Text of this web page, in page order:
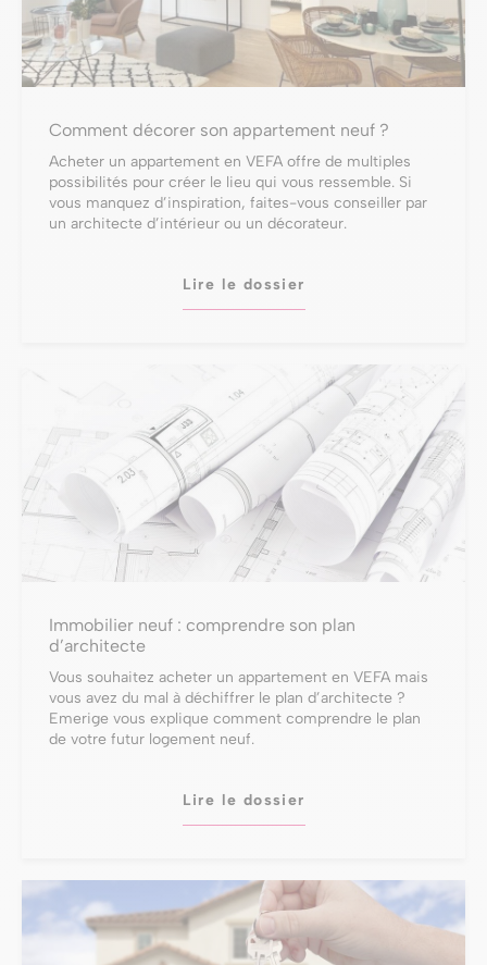
Comment décorer son appartement neuf ?
Acheter un appartement en VEFA offre de multiples
possibilités pour créer le lieu qui vous ressemble. Si
vous manquez d’inspiration, faites-vous conseiller par
un architecte d’intérieur ou un décorateur.
Lire le dossier
Immobilier neuf : comprendre son plan
d’architecte
Vous souhaitez acheter un appartement en VEFA mais
vous avez du mal à déchiffrer le plan d’architecte ?
Emerige vous explique comment comprendre le plan
de votre futur logement neuf.
Lire le dossier